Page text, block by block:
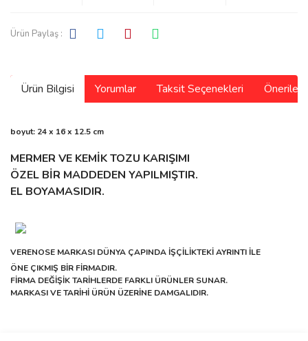
Ürün Paylaş :
Ürün Bilgisi Yorumlar Taksit Seçenekleri
boyut: 24 x 16 x 12.5 cm
MERMER VE KEMİK TOZU KARIŞIMI
ÖZEL BİR MADDEDEN YAPILMIŞTIR.
EL BOYAMASIDIR.
VERENOSE MARKASI DÜNYA ÇAPINDA İŞÇİLİKTEKİ AYRINTI İLE
ÖNE ÇIKMIŞ BİR FİRMADIR.
FİRMA DEĞİŞİK TARİHLERDE FARKLI ÜRÜNLER SUNAR.
MARKASI VE TARİHİ ÜRÜN ÜZERİNE DAMGALIDIR.